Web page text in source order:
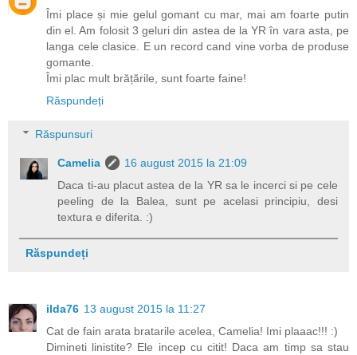
Îmi place și mie gelul gomant cu mar, mai am foarte putin
din el. Am folosit 3 geluri din astea de la YR în vara asta, pe
langa cele clasice. E un record cand vine vorba de produse
gomante.
Îmi plac mult brățările, sunt foarte faine!
Răspundeți
Răspunsuri
Camelia
16 august 2015 la 21:09
Daca ti-au placut astea de la YR sa le incerci si pe cele
peeling de la Balea, sunt pe acelasi principiu, desi
textura e diferita. :)
Răspundeți
ilda76 13 august 2015 la 11:27
Cat de fain arata bratarile acelea, Camelia! Imi plaaac!!! :)
Dimineti linistite? Ele incep cu citit! Daca am timp sa stau